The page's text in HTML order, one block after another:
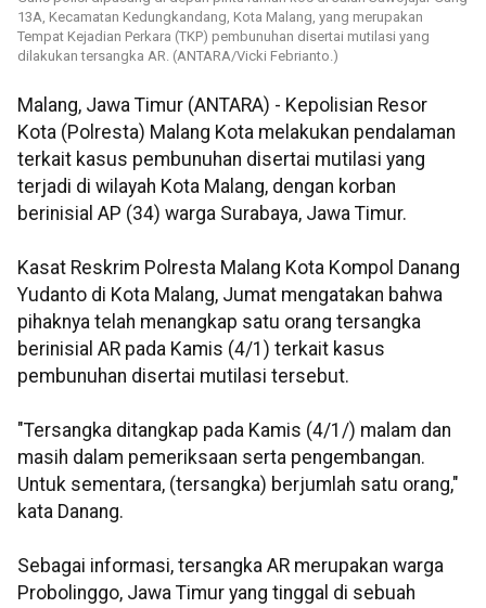
13A, Kecamatan Kedungkandang, Kota Malang, yang merupakan
Tempat Kejadian Perkara (TKP) pembunuhan disertai mutilasi yang
dilakukan tersangka AR. (ANTARA/Vicki Febrianto.)
Malang, Jawa Timur (ANTARA) - Kepolisian Resor
Kota (Polresta) Malang Kota melakukan pendalaman
terkait kasus pembunuhan disertai mutilasi yang
terjadi di wilayah Kota Malang, dengan korban
berinisial AP (34) warga Surabaya, Jawa Timur.
Kasat Reskrim Polresta Malang Kota Kompol Danang
Yudanto di Kota Malang, Jumat mengatakan bahwa
pihaknya telah menangkap satu orang tersangka
berinisial AR pada Kamis (4/1) terkait kasus
pembunuhan disertai mutilasi tersebut.
"Tersangka ditangkap pada Kamis (4/1/) malam dan
masih dalam pemeriksaan serta pengembangan.
Untuk sementara, (tersangka) berjumlah satu orang,"
kata Danang.
Sebagai informasi, tersangka AR merupakan warga
Probolinggo, Jawa Timur yang tinggal di sebuah